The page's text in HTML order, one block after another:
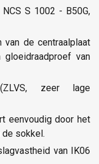
S 1002 - B50G,
van de centraalplaat
van
zeer lage
eenvoudig door het
de sokkel.
van IK06